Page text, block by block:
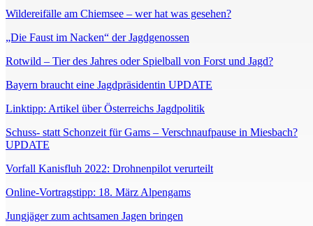
Wildereifälle am Chiemsee – wer hat was gesehen?
„Die Faust im Nacken“ der Jagdgenossen
Rotwild – Tier des Jahres oder Spielball von Forst und Jagd?
Bayern braucht eine Jagdpräsidentin UPDATE
Linktipp: Artikel über Österreichs Jagdpolitik
Schuss- statt Schonzeit für Gams – Verschnaufpause in Miesbach?
UPDATE
Vorfall Kanisfluh 2022: Drohnenpilot verurteilt
Online-Vortragstipp: 18. März Alpengams
Jungjäger zum achtsamen Jagen bringen